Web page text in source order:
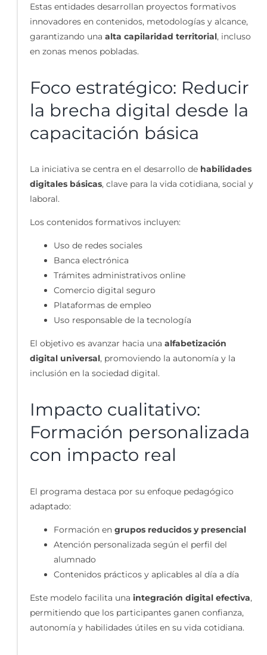
Estas entidades desarrollan proyectos formativos
innovadores en contenidos, metodologías y alcance,
garantizando una alta capilaridad territorial, incluso
en zonas menos pobladas.
Foco estratégico: Reducir
la brecha digital desde la
capacitación básica
La iniciativa se centra en el desarrollo de habilidades
digitales básicas, clave para la vida cotidiana, social y
laboral.
Los contenidos formativos incluyen:
Uso de redes sociales
Banca electrónica
Trámites administrativos online
Comercio digital seguro
Plataformas de empleo
Uso responsable de la tecnología
El objetivo es avanzar hacia una alfabetización
digital universal, promoviendo la autonomía y la
inclusión en la sociedad digital.
Impacto cualitativo:
Formación personalizada
con impacto real
El programa destaca por su enfoque pedagógico
adaptado:
Formación en grupos reducidos y presencial
Atención personalizada según el perfil del
alumnado
Contenidos prácticos y aplicables al día a día
Este modelo facilita una integración digital efectiva,
permitiendo que los participantes ganen confianza,
autonomía y habilidades útiles en su vida cotidiana.